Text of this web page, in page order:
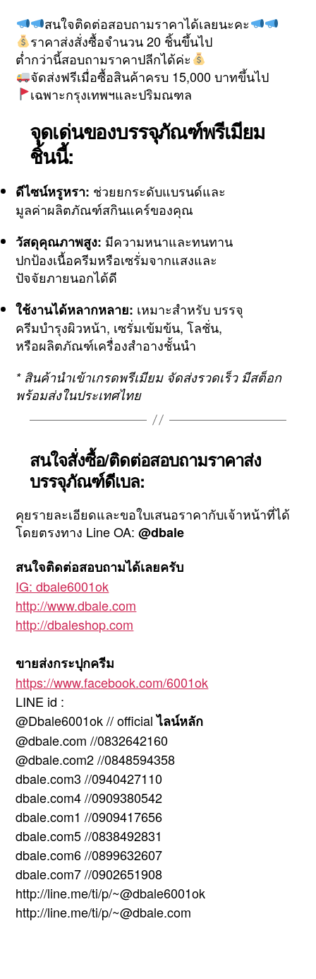
สนใจติดต่อสอบถามราคาได้เลยนะคะ
ราคาส่งสั่งซื้อจำนวน 20 ชิ้นขึ้นไป
ต่ำกว่านี้สอบถามราคาปลีกได้ค่ะ
จัดส่งฟรีเมื่อซื้อสินค้าครบ 15,000 บาทขึ้นไป
เฉพาะกรุงเทพฯและปริมณฑล
จุดเด่นของบรรจุภัณฑ์พรีเมียม
ชิ้นนี้:
ดีไซน์หรูหรา: ช่วยยกระดับแบรนด์และ
มูลค่าผลิตภัณฑ์สกินแคร์ของคุณ
วัสดุคุณภาพสูง: มีความหนาและทนทาน
ปกป้องเนื้อครีมหรือเซรั่มจากแสงและ
ปัจจัยภายนอกได้ดี
ใช้งานได้หลากหลาย: เหมาะสำหรับ บรรจุ
ครีมบำรุงผิวหน้า, เซรั่มเข้มข้น, โลชั่น,
หรือผลิตภัณฑ์เครื่องสำอางชั้นนำ
* สินค้านำเข้าเกรดพรีเมียม จัดส่งรวดเร็ว มีสต็อก
พร้อมส่งในประเทศไทย
สนใจสั่งซื้อ/ติดต่อสอบถามราคาส่ง
บรรจุภัณฑ์ดีเบล:
คุยรายละเอียดและขอใบเสนอราคากับเจ้าหน้าที่ได้
โดยตรงทาง Line OA:@dbale
สนใจติดต่อสอบถามได้เลยครับ
IG: dbale6001ok
http://www.dbale.com
http://dbaleshop.com
ขายส่งกระปุกครีม
https://www.facebook.com/6001ok
LINE id :
@Dbale6001ok // officialไลน์หลัก
@dbale.com //0832642160
@dbale.com2 //0848594358
dbale.com3 //0940427110
dbale.com4 //0909380542
dbale.com1 //0909417656
dbale.com5 //0838492831
dbale.com6 //0899632607
dbale.com7 //0902651908
http://line.me/ti/p/~@dbale6001ok
http://line.me/ti/p/~@dbale.com